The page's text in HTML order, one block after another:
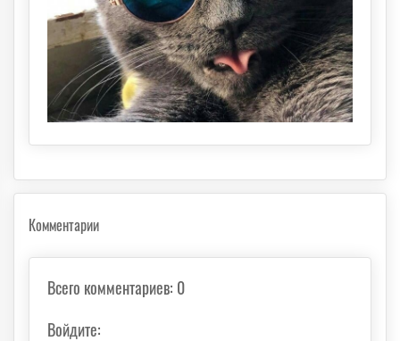
Комментарии
Всего комментариев: 0
Войдите: